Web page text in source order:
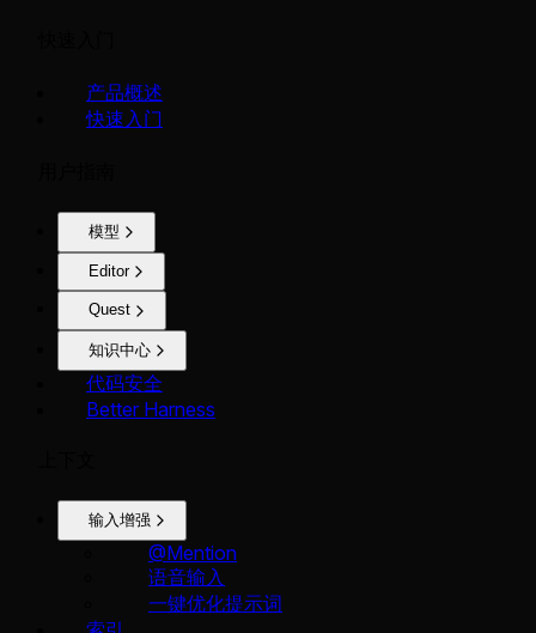
产品概述
快速入门
模型
Editor
Quest
知识中心
代码安全
Better Harness
输入增强
@Mention
语音输入
一键优化提示词